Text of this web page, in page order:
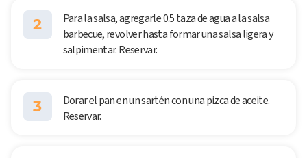
2
Para la salsa, agregarle 0.5 taza de agua a la salsa
barbecue, revolver hasta formar una salsa ligera y
salpimentar. Reservar.
3
Dorar el pan en un sartén con una pizca de aceite.
Reservar.